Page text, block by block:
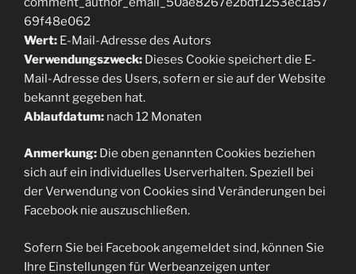
69f48e062
Wert: E-Mail-Adresse des Autors
Verwendungszweck: Dieses Cookie speichert die E-
Mail-Adresse des Users, sofern er sie auf der Website
bekannt gegeben hat.
Ablaufdatum: nach 12 Monaten
Anmerkung: Die oben genannten Cookies beziehen
sich auf ein individuelles Userverhalten. Speziell bei
der Verwendung von Cookies sind Veränderungen bei
Facebook nie auszuschließen.
Sofern Sie bei Facebook angemeldet sind, können Sie
Ihre Einstellungen für Werbeanzeigen unter